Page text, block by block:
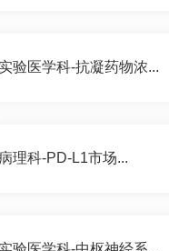
实验医学科-抗凝药物浓...
理科-PD-L1市场...